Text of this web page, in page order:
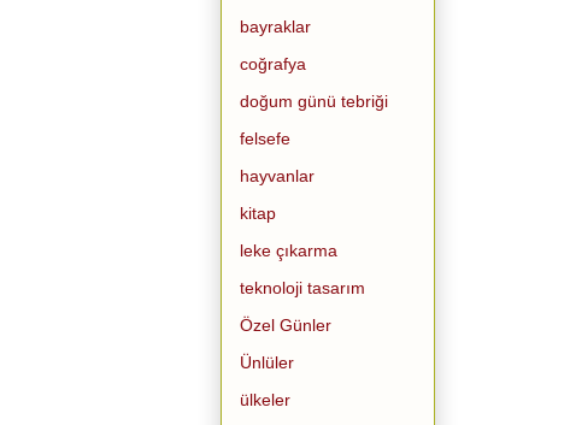
bayraklar
coğrafya
doğum günü tebriği
felsefe
hayvanlar
kitap
leke çıkarma
teknoloji tasarım
Özel Günler
Ünlüler
ülkeler